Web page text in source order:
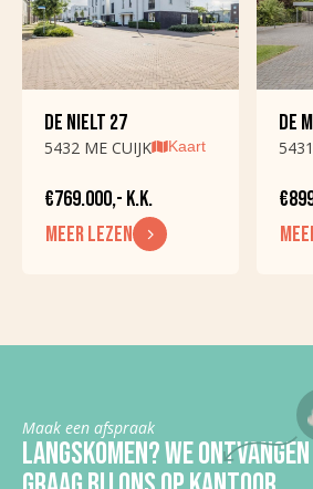
OVERIG
Permanente
Ja
Recreatie woning
Onderhoud binnen
Onderhoud buiten
bestemming
KADASTRALE GEGEVENS
DE NIELT 27
5432 ME CUIJK Kaart
€769.000,- K.K.
MEER LEZEN
DE
Maak een afspraak
LANGSKOMEN? WE